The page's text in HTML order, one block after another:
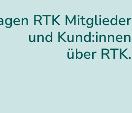
RTK Mitglieder
und Kund:innen
über RTK.